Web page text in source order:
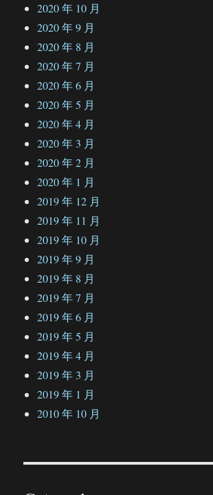
2020 年 10 月
2020 年 9 月
2020 年 8 月
2020 年 7 月
2020 年 6 月
2020 年 5 月
2020 年 4 月
2020 年 3 月
2020 年 2 月
2020 年 1 月
2019 年 12 月
2019 年 11 月
2019 年 10 月
2019 年 9 月
2019 年 8 月
2019 年 7 月
2019 年 6 月
2019 年 5 月
2019 年 4 月
2019 年 3 月
2019 年 1 月
2010 年 10 月